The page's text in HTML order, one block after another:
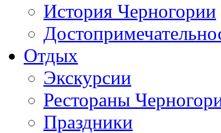
История Черногории
Отдых
Экскурсии
Рестораны
Праздники